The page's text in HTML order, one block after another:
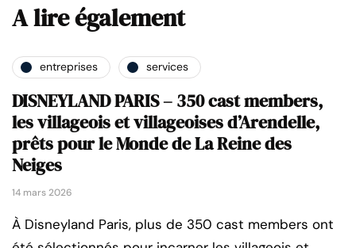
A lire également
entreprises services
DISNEYLAND PARIS – 350 cast members,
les villageois et villageoises d’Arendelle,
prêts pour le Monde de La Reine des
Neiges
14 mars 2026
À Disneyland Paris, plus de 350 cast members ont